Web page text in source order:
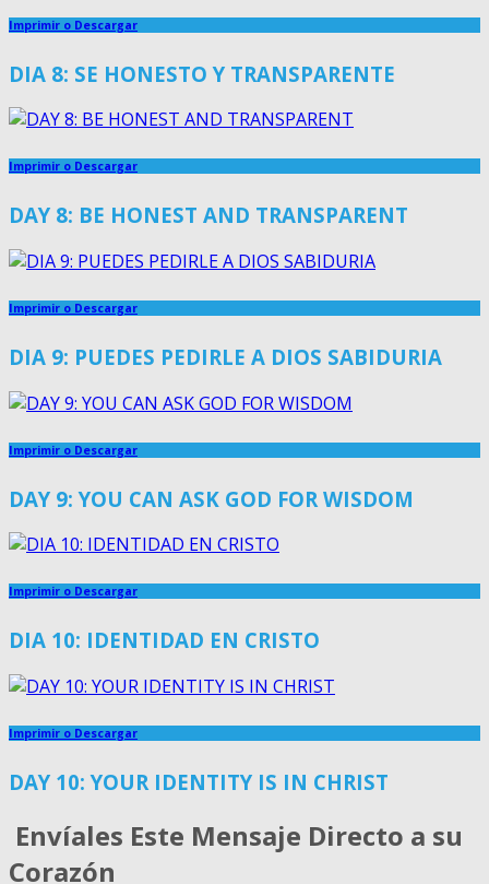
Imprimir o Descargar
DIA 8: SE HONESTO Y TRANSPARENTE
Imprimir o Descargar
DAY 8: BE HONEST AND TRANSPARENT
Imprimir o Descargar
DIA 9: PUEDES PEDIRLE A DIOS SABIDURIA
Imprimir o Descargar
DAY 9: YOU CAN ASK GOD FOR WISDOM
Imprimir o Descargar
DIA 10: IDENTIDAD EN CRISTO
Imprimir o Descargar
DAY 10: YOUR IDENTITY IS IN CHRIST
Envíales Este Mensaje Directo a su
Corazón